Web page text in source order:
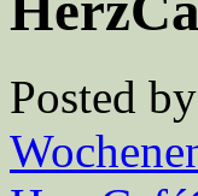
Posted by